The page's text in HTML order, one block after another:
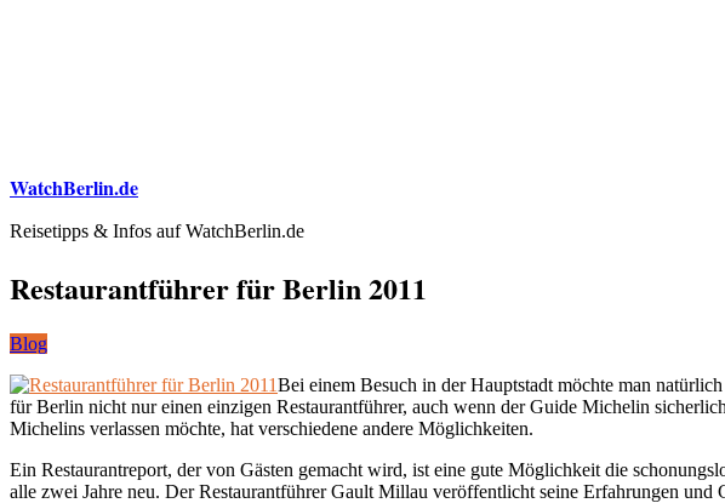
WatchBerlin.de
Reisetipps & Infos auf WatchBerlin.de
Restaurantführer für Berlin 2011
Blog
Bei einem Besuch in der Hauptstadt möchte man
für Berlin nicht nur einen einzigen Restaurantführer, auch wenn der Guide Michelin
Michelins verlassen möchte, hat verschiedene andere Möglichkeiten.
Ein Restaurantreport, der von Gästen gemacht wird, ist eine gute Möglichkeit die
alle zwei Jahre neu. Der Restaurantführer Gault Millau veröffentlicht seine Erfahrungen